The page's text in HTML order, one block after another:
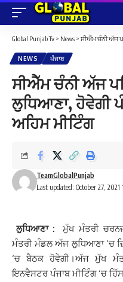
Global Punjab Tv > News > ਸੀਐੱਮ ਚੰਨੀ ਅੱਜ
NEWS ਪੰਜਾਬ
ਸੀਐੱਮ ਚੰਨੀ ਅੱਜ
ਲੁਧਿਆਣਾ, ਹੋਵੇਗੀ
ਅਹਿਮ ਮੀਟਿੰਗ
Last updated: October 27, 2021
TeamGlobalPunjab
ਲੁਧਿਆਣਾ : ਮੁੱਖ ਮੰਤਰੀ
ਮੰਤਰੀ ਮੰਡਲ ਅੱਜ ਲੁਧਿਆਣਾ ‘ਚ
‘ਚ ਬੈਠਕ ਹੋਵੇਗੀ।ਅੱਜ ਮੁੱਖ
ਇਨਵੈਸਟਰ ਪੰਜਾਬ ਮੀਟਿੰਗ ‘ਚ